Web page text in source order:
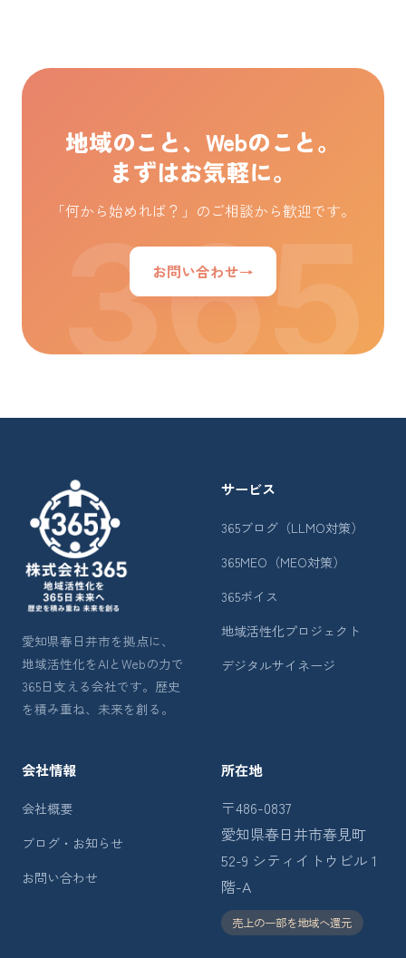
地域のこと、Webのこと。
まずはお気軽に。
「何から始めれば？」のご相談から歓迎です。
お問い合わせ→
愛知県春日井市を拠点に、
地域活性化をAIとWebの力で
365日支える会社です。歴史
を積み重ね、未来を創る。
サービス
365ブログ（LLMO対策）
365MEO（MEO対策）
365ボイス
地域活性化プロジェクト
デジタルサイネージ
会社情報
会社概要
ブログ・お知らせ
お問い合わせ
所在地
〒486-0837
愛知県春日井市春見町
52-9 シティイトウビル 1
階-A
売上の一部を地域へ還元